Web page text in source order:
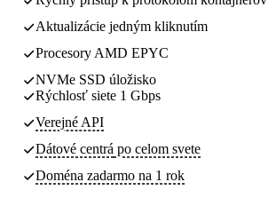
Aktualizácie jedným kliknutím
Procesory AMD EPYC
NVMe SSD úložisko
Rýchlosť siete 1 Gbps
Verejné API
Dátové centrá po celom svete
Doména zadarmo na 1 rok